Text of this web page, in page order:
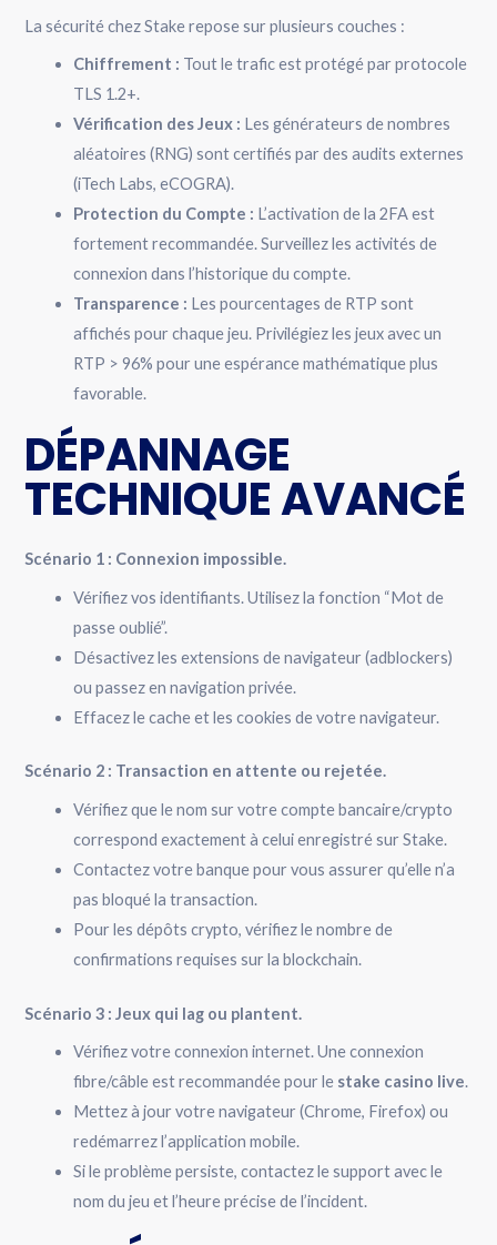
La sécurité chez Stake repose sur plusieurs couches :
Chiffrement : Tout le trafic est protégé par protocole
TLS 1.2+.
Vérification des Jeux : Les générateurs de nombres
aléatoires (RNG) sont certifiés par des audits externes
(iTech Labs, eCOGRA).
Protection du Compte : L’activation de la 2FA est
fortement recommandée. Surveillez les activités de
connexion dans l’historique du compte.
Transparence : Les pourcentages de RTP sont
affichés pour chaque jeu. Privilégiez les jeux avec un
RTP > 96% pour une espérance mathématique plus
favorable.
DÉPANNAGE
TECHNIQUE AVANCÉ
Scénario 1 : Connexion impossible.
Vérifiez vos identifiants. Utilisez la fonction “Mot de
passe oublié”.
Désactivez les extensions de navigateur (adblockers)
ou passez en navigation privée.
Effacez le cache et les cookies de votre navigateur.
Scénario 2 : Transaction en attente ou rejetée.
Vérifiez que le nom sur votre compte bancaire/crypto
correspond exactement à celui enregistré sur Stake.
Contactez votre banque pour vous assurer qu’elle n’a
pas bloqué la transaction.
Pour les dépôts crypto, vérifiez le nombre de
confirmations requises sur la blockchain.
Scénario 3 : Jeux qui lag ou plantent.
Vérifiez votre connexion internet. Une connexion
fibre/câble est recommandée pour le stake casino live.
Mettez à jour votre navigateur (Chrome, Firefox) ou
redémarrez l’application mobile.
Si le problème persiste, contactez le support avec le
nom du jeu et l’heure précise de l’incident.